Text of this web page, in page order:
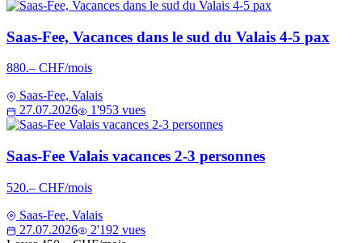
Saas-Fee, Vacances dans le sud du Valais 4-5 pax
880.– CHF/mois
Saas-Fee, Valais
27.07.2026
1'953 vues
Saas-Fee Valais vacances 2-3 personnes
520.– CHF/mois
Saas-Fee, Valais
27.07.2026
2'192 vues